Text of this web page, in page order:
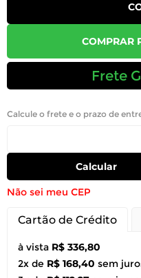
COMPRAR
Frete
Calcule o frete e o prazo de
Calcular
Não sei meu CEP
Cartão de Crédito
à vista R$ 336,80
2x de R$ 168,40 sem